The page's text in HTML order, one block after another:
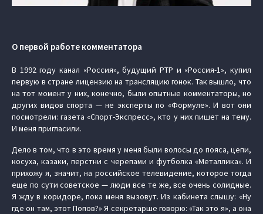
О первой работе комментатора
В 1992 году канал «Россия», будущий РТР и «Россия-1», купил
первую в стране лицензию на трансляцию гонок. Так вышло, что
на тот момент у них, конечно, были опытные комментаторы, но
других видов спорта — не эксперты по «Формуле». И вот они
посмотрели: газета «Спорт-Экспресс», кто у них пишет на тему.
И меня пригласили.
Дело в том, что в это время у меня были волосы до пояса, цепи,
косуха, казаки, перстни с черепами и футболка «Металлика». И
прихожу я, значит, на российское телевидение, которое тогда
еще по сути советское — люди все те же, все очень солидные.
Я жду в коридоре, пока меня вызовут. Из кабинета слышу: «Ну
где он там, этот Попов?» Я секретарше говорю: «Так это я», а она